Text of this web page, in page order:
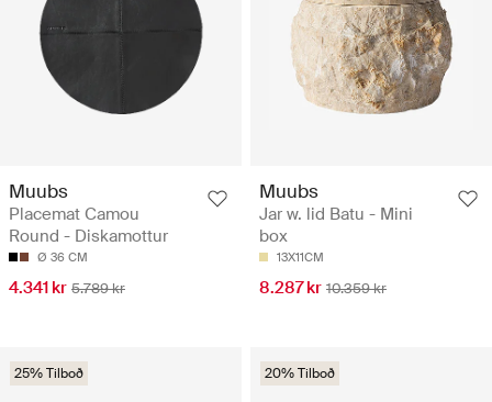
Muubs
Placemat Camou
Round - Diskamottur
Ø 36 CM
4.341 kr 5.789 kr
Muubs
Jar w. lid Batu - Mini
box
13X11CM
8.287 kr 10.359 kr
25% Tilboð 20% Tilboð